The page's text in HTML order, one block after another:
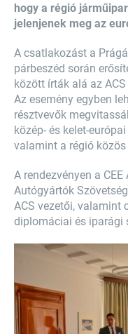
hogy a régió
jelenjenek meg az
A csatlakozást a
párbeszéd során
között írták alá az
Az esemény egyben
résztvevők
közép- és kelet-
valamint a régió
A rendezvényen a
Autógyártók
ACS vezetői, valamint
diplomáciai és iparági